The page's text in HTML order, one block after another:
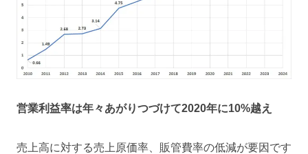
営業利益率は年々あがりつづけて2020年に10%越え
売上高に対する売上原価率、販管費率の低減が要因です